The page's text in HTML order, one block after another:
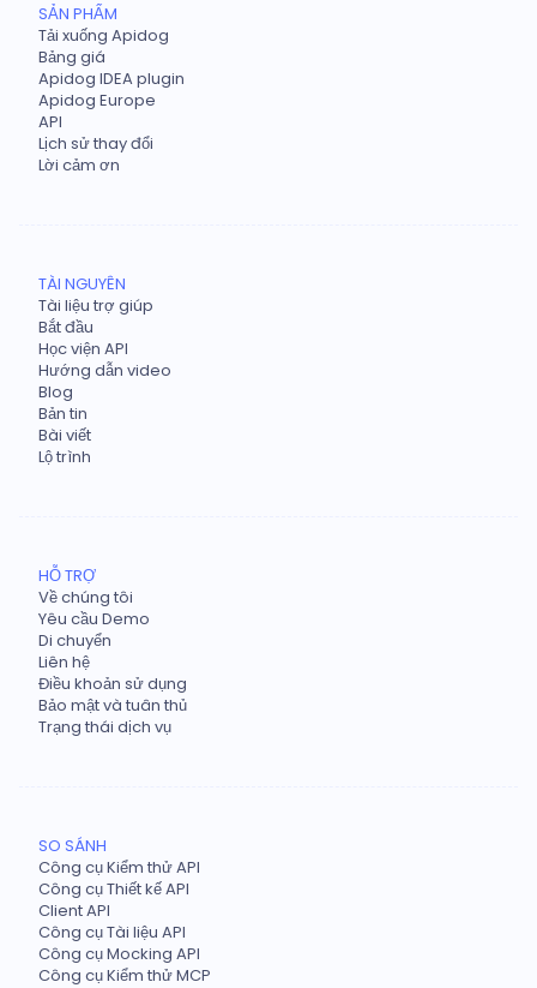
SẢN PHẨM
Tải xuống Apidog
Bảng giá
Apidog IDEA plugin
Apidog Europe
API
Lịch sử thay đổi
Lời cảm ơn
TÀI NGUYÊN
Tài liệu trợ giúp
Bắt đầu
Học viện API
Hướng dẫn video
Blog
Bản tin
Bài viết
Lộ trình
HỖ TRỢ
Về chúng tôi
Yêu cầu Demo
Di chuyển
Liên hệ
Điều khoản sử dụng
Bảo mật và tuân thủ
Trạng thái dịch vụ
SO SÁNH
Công cụ Kiểm thử API
Công cụ Thiết kế API
Client API
Công cụ Tài liệu API
Công cụ Mocking API
Công cụ Kiểm thử MCP